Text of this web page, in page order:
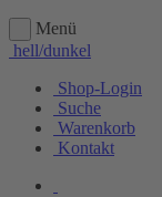
Menü
hell/dunkel
Shop-Login
Suche
Warenkorb
Kontakt